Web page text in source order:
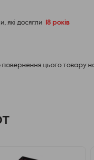
які досягли 18 років
цього товару